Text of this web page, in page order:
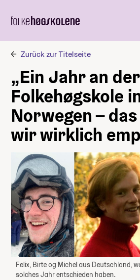
Zurück zur Titelseite
„Ein Jahr an der
Folkehøgskole
Norwegen –
wir wirklich
Felix, Birte og Michel aus Deutschland,
solches Jahr entschieden haben.